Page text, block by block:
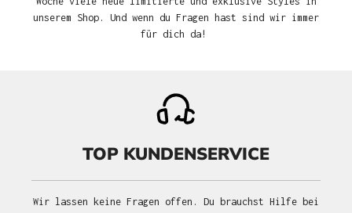
unserem Shop. Und wenn du Fragen hast sind wir immer
für dich da!
TOP KUNDENSERVICE
Wir lassen keine Fragen offen. Du brauchst Hilfe bei